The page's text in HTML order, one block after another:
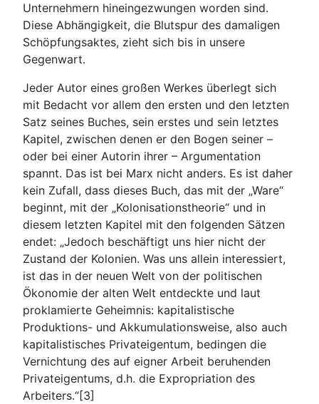
Unternehmern hineingezwungen worden sind.
Diese Abhängigkeit, die Blutspur des damaligen
Schöpfungsaktes, zieht sich bis in unsere
Gegenwart.
Jeder Autor eines großen Werkes überlegt sich
mit Bedacht vor allem den ersten und den letzten
Satz seines Buches, sein erstes und sein letztes
Kapitel, zwischen denen er den Bogen seiner –
oder bei einer Autorin ihrer – Argumentation
spannt. Das ist bei Marx nicht anders. Es ist daher
kein Zufall, dass dieses Buch, das mit der „Ware“
beginnt, mit der „Kolonisationstheorie“ und in
diesem letzten Kapitel mit den folgenden Sätzen
endet: „Jedoch beschäftigt uns hier nicht der
Zustand der Kolonien. Was uns allein interessiert,
ist das in der neuen Welt von der politischen
Ökonomie der alten Welt entdeckte und laut
proklamierte Geheimnis: kapitalistische
Produktions- und Akkumulationsweise, also auch
kapitalistisches Privateigentum, bedingen die
Vernichtung des auf eigner Arbeit beruhenden
Privateigentums, d.h. die Expropriation des
Arbeiters.“[3]